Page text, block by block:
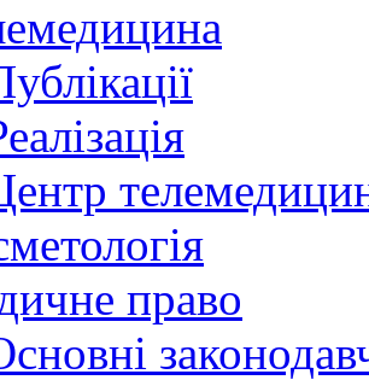
право